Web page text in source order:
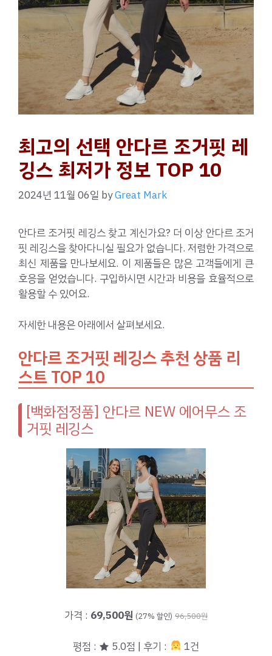
최고의 선택 안다르 조거핏 레
깅스 최저가 정보 TOP 10
2024년 11월 06일 byGreat Mark
안다르 조거핏 레깅스 찾고 계신가요? 더 이상 안다르 조거
핏 레깅스을 찾아다니실 필요가 없습니다. 저렴한 가격으로
최신 제품을 만나보세요. 이 제품들은 많은 고객들에게 큰
호응을 얻었습니다. 구입하시면 시간과 비용을 효율적으로
활용할 수 있어요.
자세한 내용은 아래에서 살펴보세요.
안다르 조거핏 레깅스 추천 상품 리
스트 TOP 10
[백화점정품] 안다르 NEW 에어무스 조
거핏 레깅스
가격 : 69,500원 (27% 할인) 96,500원
평점 : ★ 5.0점 | 후기 : 1건